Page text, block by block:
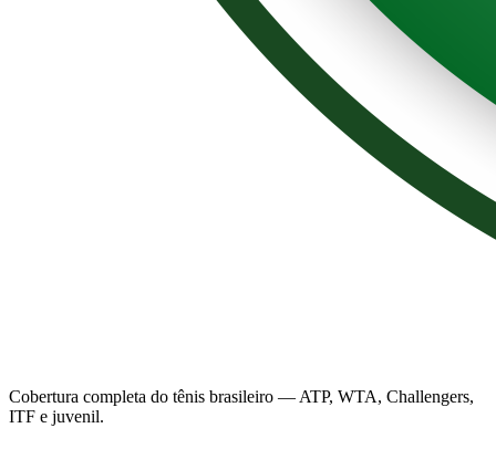
Cobertura completa do tênis brasileiro — ATP, WTA, Challengers,
ITF e juvenil.